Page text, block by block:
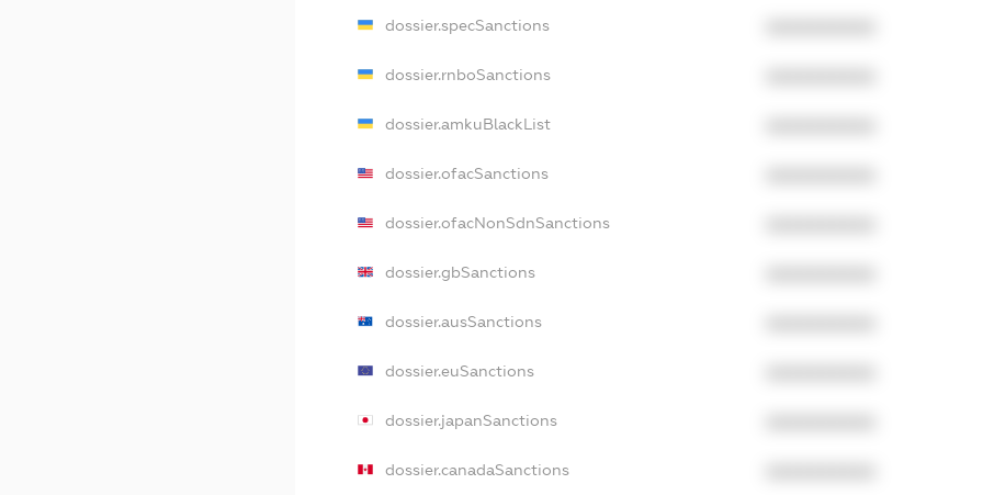
dossier.specSanctions
dossier.rnboSanctions
dossier.amkuBlackList
dossier.ofacSanctions
dossier.ofacNonSdnSanctions
dossier.gbSanctions
dossier.ausSanctions
dossier.euSanctions
dossier.japanSanctions
dossier.canadaSanctions